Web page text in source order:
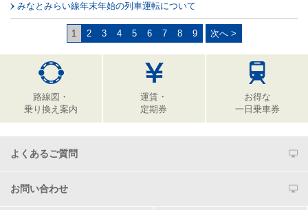
みなとみらい線年末年始の列車運転について
1 2 3 4 5 6 7 8 9 次へ >
路線図・
乗り換え案内
運賃・
定期券
お得な
一日乗車券
よくあるご質問
お問い合わせ